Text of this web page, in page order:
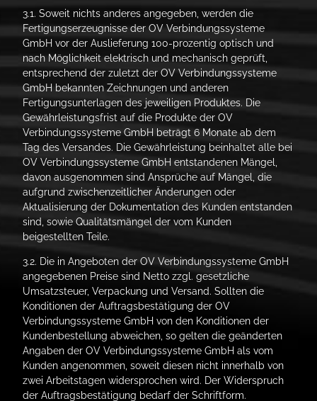
3.1. Soweit nichts anderes angegeben, werden die
Fertigungserzeugnisse der OV Verbindungssysteme
GmbH vor der Auslieferung 100-prozentig optisch und
nach Möglichkeit elektrisch und mechanisch geprüft,
entsprechend der zuletzt der OV Verbindungssysteme
GmbH bekannten Zeichnungen und anderen
Fertigungsunterlagen des jeweiligen Produktes. Die
Gewährleistungsfrist auf die Produkte der OV
Verbindungssysteme GmbH beträgt 6 Monate ab dem
Tag des Versandes. Die Gewährleistung beinhaltet alle bei
OV Verbindungssysteme GmbH entstandenen Mängel,
davon ausgenommen sind Ansprüche auf Mängel, die
aufgrund zwischenzeitlicher Änderungen oder
Aktualisierung der Dokumentation des Kunden entstanden
sind, sowie Qualitätsmängel der vom Kunden
beigestellten Teile.
3.2. Die in Angeboten der OV Verbindungssysteme GmbH
angegebenen Preise sind Netto zzgl. gesetzliche
Umsatzsteuer, Verpackung und Versand. Sollten die
Konditionen der Auftragsbestätigung der OV
Verbindungssysteme GmbH von den Konditionen der
Kundenbestellung abweichen, so gelten die geänderten
Angaben der OV Verbindungssysteme GmbH als vom
Kunden angenommen, soweit diesen nicht innerhalb von
zwei Arbeitstagen widersprochen wird. Der Widerspruch
der Auftragsbestätigung bedarf der Schriftform.